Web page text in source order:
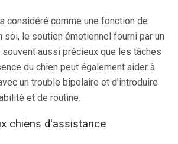
considéré comme une fonction de
soi, le soutien émotionnel fourni par un
aussi précieux que les tâches
du chien peut également aider à
un trouble bipolaire et d'introduire
et de routine.
chiens d'assistance